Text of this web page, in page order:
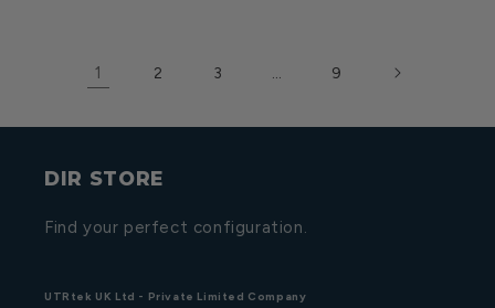
1 2 3 … 9
DIR STORE
Find your perfect configuration.
UTRtek UK Ltd - Private Limited Company